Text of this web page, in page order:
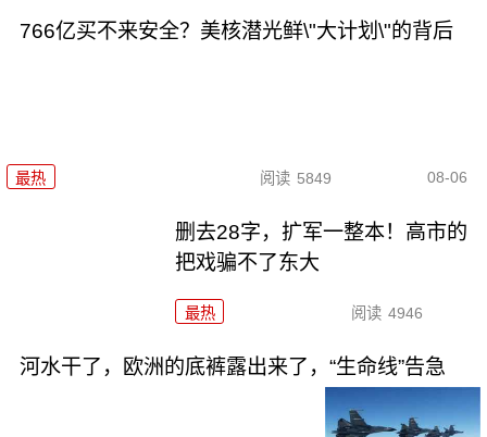
766亿买不来安全？美核潜光鲜\"大计划\"的背后
最热 阅读 5849 08-06
删去28字，扩军一整本！高市的
把戏骗不了东大
最热 阅读 4946
河水干了，欧洲的底裤露出来了，“生命线”告急